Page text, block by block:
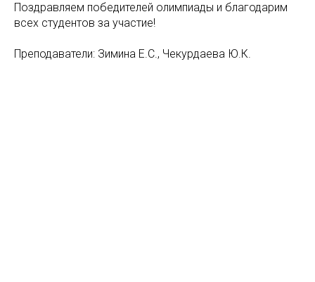
Поздравляем победителей олимпиады и благодарим
всех студентов за участие!
Преподаватели: Зимина Е.С., Чекурдаева Ю.К.